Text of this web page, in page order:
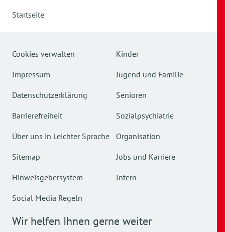
Startseite
Cookies verwalten
Impressum
Datenschutzerklärung
Barrierefreiheit
Über uns in Leichter Sprache
Sitemap
Hinweisgebersystem
Social Media Regeln
Kinder
Jugend und Familie
Senioren
Sozialpsychiatrie
Organisation
Jobs und Karriere
Intern
Wir helfen Ihnen gerne weiter